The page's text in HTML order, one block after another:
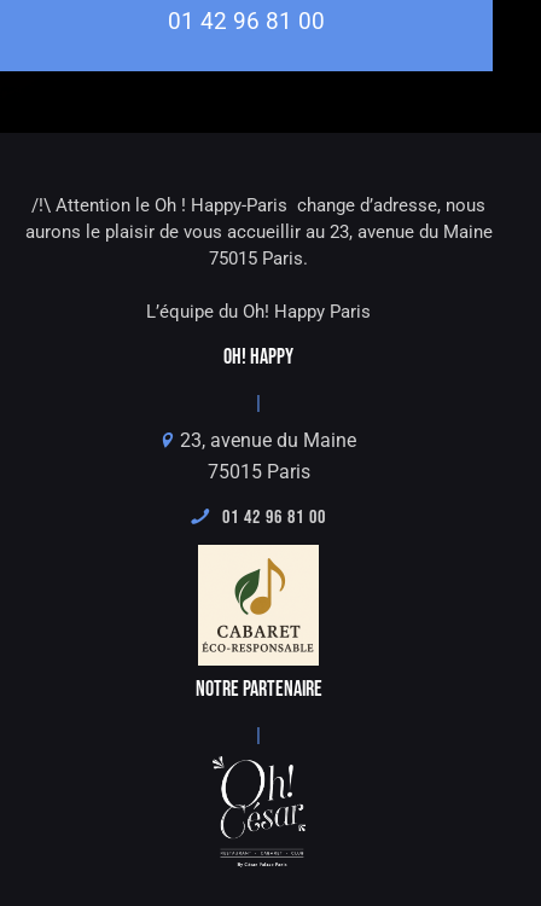
01 42 96 81 00
/!\ Attention le Oh ! Happy-Paris change d’adresse, nous
aurons le plaisir de vous accueillir au 23, avenue du Maine
75015 Paris.
L’équipe du Oh! Happy Paris
OH! HAPPY
|
23, avenue du Maine
75015 Paris
01 42 96 81 00
NOTRE PARTENAIRE
|